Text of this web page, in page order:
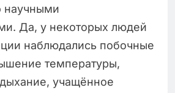
научными
Да, у некоторых людей
наблюдались побочные
температуры,
учащённое